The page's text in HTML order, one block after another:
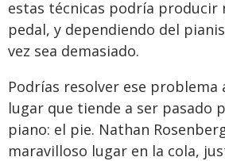
estas técnicas podría producir
pedal, y dependiendo del
vez sea demasiado.
Podrías resolver ese problema
lugar que tiende a ser pasado
piano: el pie. Nathan
maravilloso lugar en la cola,